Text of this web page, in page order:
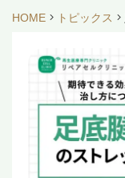
HOME トピックス